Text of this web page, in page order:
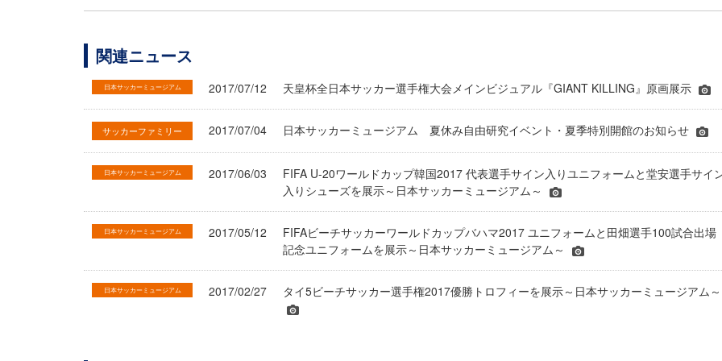
関連ニュース
日本サッカーミュージアム 2017/07/12 天皇杯全日本サッカー選手権大会メインビジュアル『GIANT KILLING』原画展示
サッカーファミリー 2017/07/04 日本サッカーミュージアム 夏休み自由研究イベント・夏季特別開館のお知らせ
日本サッカーミュージアム 2017/06/03
FIFA U-20ワールドカップ韓国2017 代表選手サイン入りユニフォームと堂安選手サイ
入りシューズを展示～日本サッカーミュージアム～
日本サッカーミュージアム 2017/05/12
FIFAビーチサッカーワールドカップバハマ2017 ユニフォームと田畑選手100試合出場
記念ユニフォームを展示～日本サッカーミュージアム～
日本サッカーミュージアム 2017/02/27 タイ5ビーチサッカー選手権2017優勝トロフィーを展示～日本サッカーミュージアム～